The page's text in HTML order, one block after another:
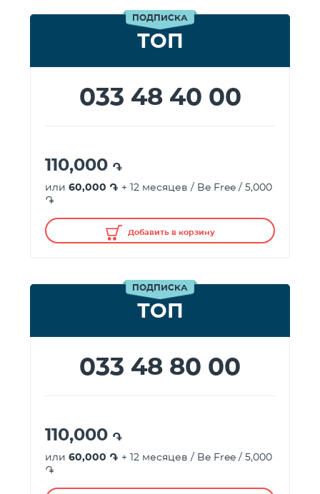
ПОДПИСКА
ТОП
033 48 40 00
110,000 ֏
или 60,000 ֏ + 12 месяцев / Be Free / 5,000
֏
Добавить в корзину
ПОДПИСКА
ТОП
033 48 80 00
110,000 ֏
или 60,000 ֏ + 12 месяцев / Be Free / 5,000
֏